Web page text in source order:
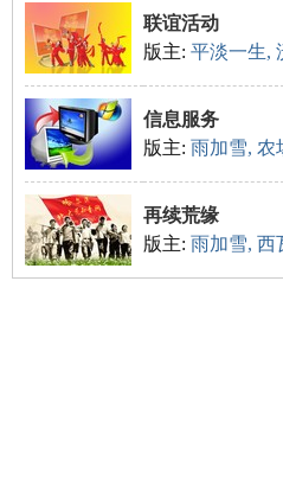
尔
» ›
联谊活动
版主: 平淡一生,
信息服务
版主: 雨加雪, 农
再续荒缘
版主: 雨加雪, 西